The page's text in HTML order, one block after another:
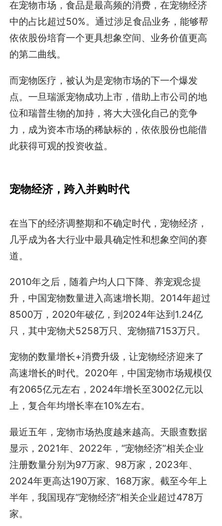
在宠物市场，食品是最高频的消费，在宠物经济
中的占比超过50%。通过涉足食品业务，能够帮
依依股份培育一个更具想象空间、业务价值更高
的第二曲线。
而宠物医疗，被认为是宠物市场的下一个爆发
点。一旦瑞派宠物成功上市，借助上市公司的地
位和瑞普生物的加持，将大大强化自己的竞争
力，成为资本市场的稀缺标的，依依股份也能借
此获得可观的投资收益。
宠物经济，跨入并购时代
在当下的经济调整期和不确定时代，宠物经济，
几乎成为各大行业中最具确定性和想象空间的赛
道。
2010年之后，随着户均人口下降、养宠观念提
升，中国宠物数量进入高速增长期。2014年超过
8500万，2020年破亿，到2024年达到1.24亿
只，其中宠物犬5258万只、宠物猫7153万只。
宠物的数量增长+消费升级，让宠物经济迎来了
高速增长的时代。2020年，中国宠物市场规模仅
有2065亿元左右，2024年增长至3002亿元以
上，复合年均增长率在10%左右。
最近五年，宠物市场热度越来越高。天眼查数据
显示，2021年、2022年，“宠物经济”相关企业
注册数量分别为97万家、98万家，2023年、
2024年更高达190万家、168万家。截至今年上
半年，我国现存“宠物经济”相关企业超过478万
家。